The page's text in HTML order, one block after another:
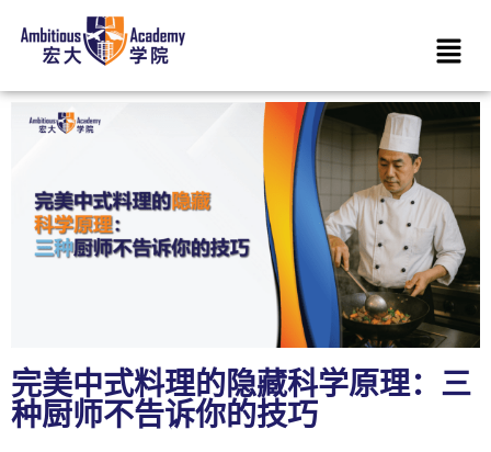
完美中式料理的隐藏科学原理：三
种厨师不告诉你的技巧